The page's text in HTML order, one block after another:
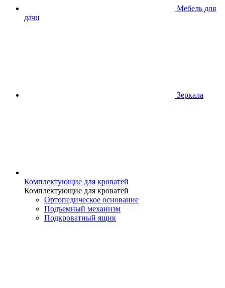
Мебель для
дачи
Зеркала
Комплектующие для кроватей
Комплектующие для кроватей
Ортопедическое основание
Подъемный механизм
Подкроватный ящик